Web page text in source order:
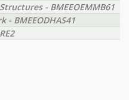
- BMEEOEMMB61
BMEEODHAS41